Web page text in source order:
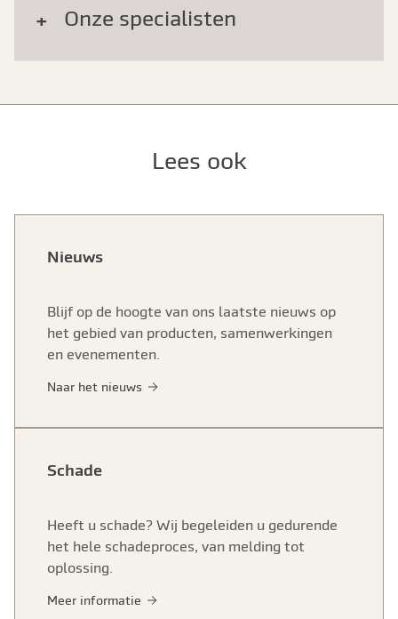
Onze specialisten
Lees ook
Nieuws
Blijf op de hoogte van ons laatste nieuws op
het gebied van producten, samenwerkingen
en evenementen.
Naar het nieuws
Schade
Heeft u schade? Wij begeleiden u gedurende
het hele schadeproces, van melding tot
oplossing.
Meer informatie